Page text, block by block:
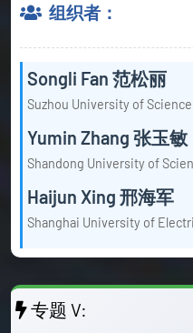
组织者：
Songli Fan 范松丽
Suzhou University of
Yumin Zhang 张玉敏
Shandong University of
Haijun Xing 邢海军
Shanghai University of
专题 V: